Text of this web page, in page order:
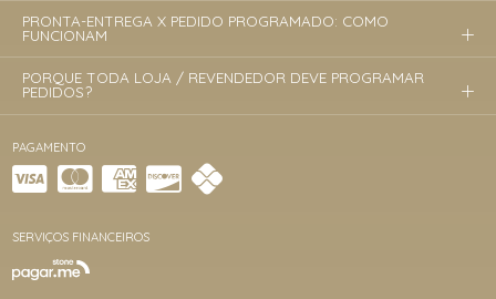
PAGAMENTO
SERVIÇOS FINANCEIROS
PRONTA-ENTREGA X PEDIDO PROGRAMADO: COMO
FUNCIONAM
PORQUE TODA LOJA / REVENDEDOR DEVE PROGRAMAR
PEDIDOS?